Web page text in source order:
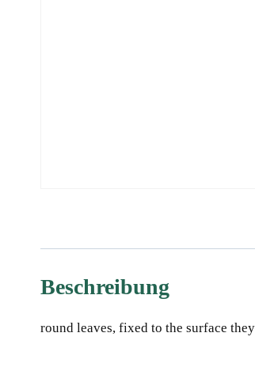
Beschreibung
round leaves, fixed to the surface